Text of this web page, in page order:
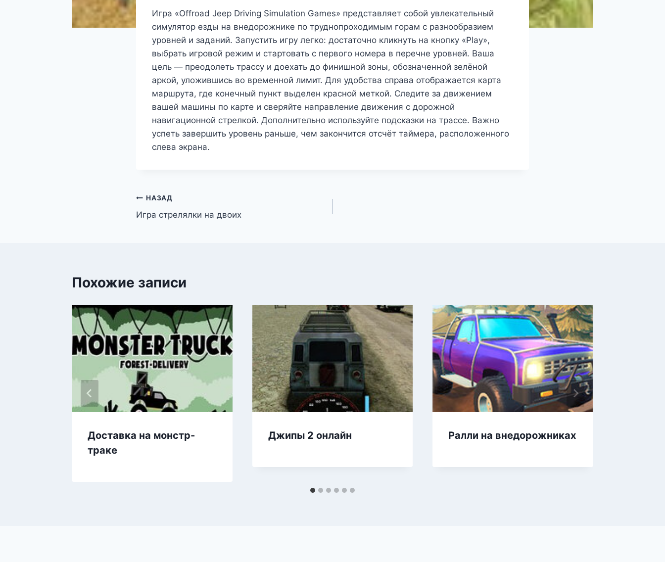
Игра «Offroad Jeep Driving Simulation Games» представляет собой увлекательный
симулятор езды на внедорожнике по труднопроходимым горам с разнообразием
уровней и заданий. Запустить игру легко: достаточно кликнуть на кнопку «Play»,
выбрать игровой режим и стартовать с первого номера в перечне уровней. Ваша
цель — преодолеть трассу и доехать до финишной зоны, обозначенной зелёной
аркой, уложившись во временной лимит. Для удобства справа отображается карта
маршрута, где конечный пункт выделен красной меткой. Следите за движением
вашей машины по карте и сверяйте направление движения с дорожной
навигационной стрелкой. Дополнительно используйте подсказки на трассе. Важно
успеть завершить уровень раньше, чем закончится отсчёт таймера, расположенного
слева экрана.
Навигация
по
НАЗАД
Игра стрелялки на двоих
Похожие записи
Доставка на монстр-
траке
Джипы 2 онлайн Ралли на внедорожниках